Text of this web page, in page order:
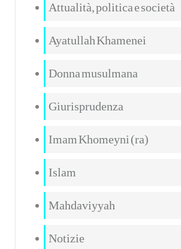
Attualità, politica e società
Ayatullah Khamenei
Donna musulmana
Giurisprudenza
Imam Khomeyni (ra)
Islam
Mahdaviyyah
Notizie